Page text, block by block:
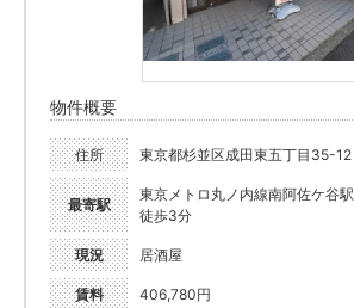
物件概要
住所 東京都杉並区成田東五丁目35-12
最寄駅
東京メトロ丸ノ内線南阿佐ケ谷駅
徒歩3分
現況 居酒屋
賃料 406,780円